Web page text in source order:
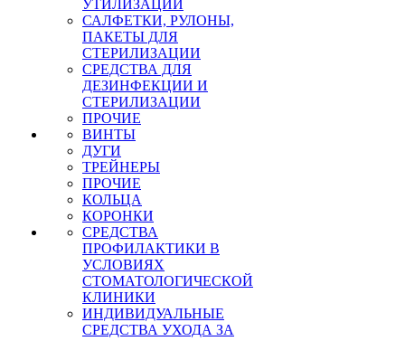
УТИЛИЗАЦИИ
САЛФЕТКИ, РУЛОНЫ,
ПАКЕТЫ ДЛЯ
СТЕРИЛИЗАЦИИ
СРЕДСТВА ДЛЯ
ДЕЗИНФЕКЦИИ И
СТЕРИЛИЗАЦИИ
ПРОЧИЕ
ВИНТЫ
ДУГИ
ТРЕЙНЕРЫ
ПРОЧИЕ
КОЛЬЦА
КОРОНКИ
СРЕДСТВА
ПРОФИЛАКТИКИ В
УСЛОВИЯХ
СТОМАТОЛОГИЧЕСКОЙ
КЛИНИКИ
ИНДИВИДУАЛЬНЫЕ
СРЕДСТВА УХОДА ЗА